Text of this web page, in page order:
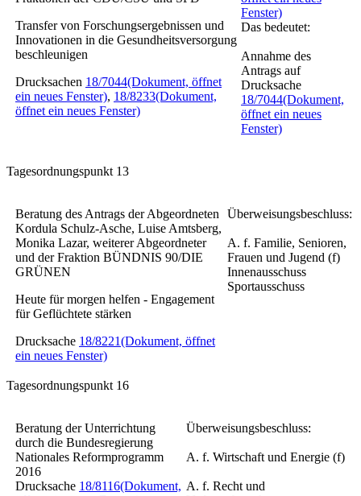
Transfer von Forschungsergebnissen und
Innovationen in die Gesundheitsversorgung
beschleunigen
Drucksachen 18/7044(Dokument, öffnet
ein neues Fenster), 18/8233(Dokument,
öffnet ein neues Fenster)
Fenster)
Das bedeutet:
Annahme des
Antrags auf
Drucksache
18/7044(Dokument,
öffnet ein neues
Fenster)
Tagesordnungspunkt 13
Beratung des Antrags der Abgeordneten
Kordula Schulz-Asche, Luise Amtsberg,
Monika Lazar, weiterer Abgeordneter
und der Fraktion BÜNDNIS 90/DIE
GRÜNEN
Heute für morgen helfen - Engagement
für Geflüchtete stärken
Drucksache 18/8221(Dokument, öffnet
ein neues Fenster)
Überweisungsbeschluss:
A. f. Familie, Senioren,
Frauen und Jugend (f)
Innenausschuss
Sportausschuss
Tagesordnungspunkt 16
Beratung der Unterrichtung
durch die Bundesregierung
Nationales Reformprogramm
2016
Drucksache 18/8116(Dokument,
Überweisungsbeschluss:
A. f. Wirtschaft und Energie (f)
A. f. Recht und